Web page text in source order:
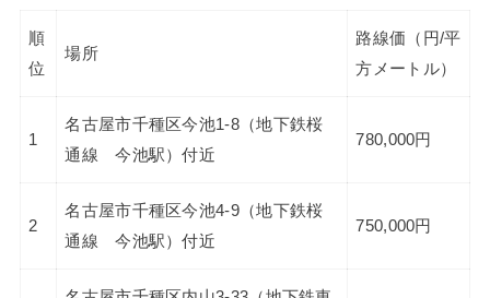
順
位
場所
路線価（円/平
方メートル）
1
名古屋市千種区今池1-8（地下鉄桜
通線 今池駅）付近
780,000円
2
名古屋市千種区今池4-9（地下鉄桜
通線 今池駅）付近
750,000円